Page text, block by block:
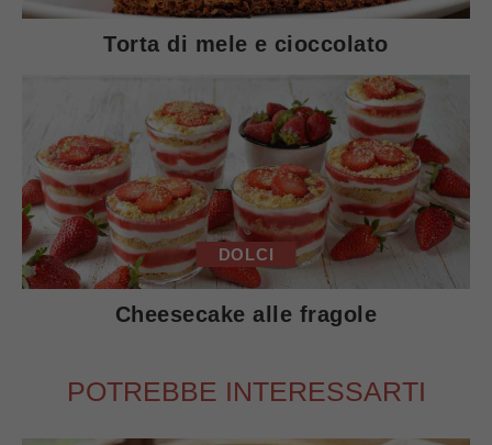
Torta di mele e cioccolato
DOLCI
Cheesecake alle fragole
POTREBBE INTERESSARTI